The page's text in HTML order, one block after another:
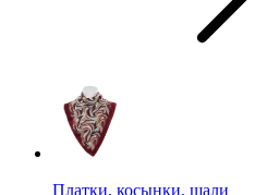
Платки, косынки, шали